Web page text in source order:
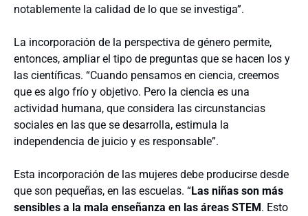
notablemente la calidad de lo que se investiga”.
La incorporación de la perspectiva de género permite,
entonces, ampliar el tipo de preguntas que se hacen los y
las científicas. “Cuando pensamos en ciencia, creemos
que es algo frío y objetivo. Pero la ciencia es una
actividad humana, que considera las circunstancias
sociales en las que se desarrolla, estimula la
independencia de juicio y es responsable”.
Esta incorporación de las mujeres debe producirse desde
que son pequeñas, en las escuelas. “Las niñas son más
sensibles a la mala enseñanza en las áreas STEM. Esto